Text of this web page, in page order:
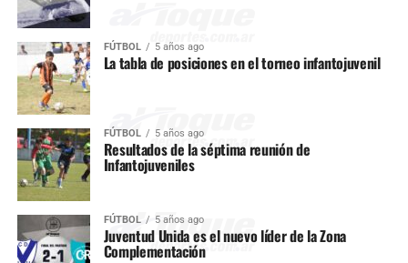
FÚTBOL 5 años ago
La tabla de posiciones en el torneo infantojuvenil
FÚTBOL 5 años ago
Resultados de la séptima reunión de
Infantojuveniles
FÚTBOL 5 años ago
Juventud Unida es el nuevo líder de la Zona
Complementación